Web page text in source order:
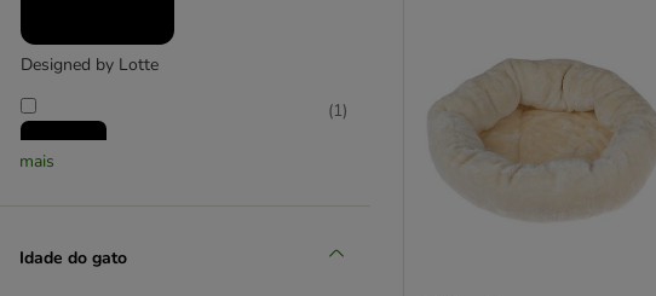
Designed by Lotte
(1)
mais
Idade do gato